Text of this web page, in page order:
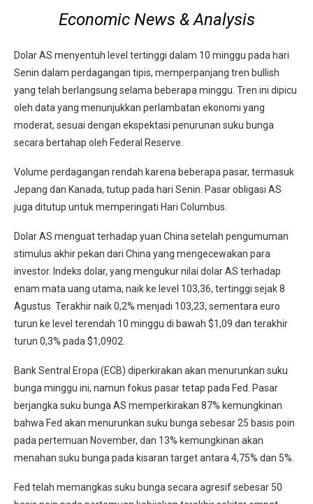
Economic News & Analysis
Dolar AS menyentuh level tertinggi dalam 10 minggu pada hari
Senin dalam perdagangan tipis, memperpanjang tren bullish
yang telah berlangsung selama beberapa minggu. Tren ini dipicu
oleh data yang menunjukkan perlambatan ekonomi yang
moderat, sesuai dengan ekspektasi penurunan suku bunga
secara bertahap oleh Federal Reserve.
Volume perdagangan rendah karena beberapa pasar, termasuk
Jepang dan Kanada, tutup pada hari Senin. Pasar obligasi AS
juga ditutup untuk memperingati Hari Columbus.
Dolar AS menguat terhadap yuan China setelah pengumuman
stimulus akhir pekan dari China yang mengecewakan para
investor. Indeks dolar, yang mengukur nilai dolar AS terhadap
enam mata uang utama, naik ke level 103,36, tertinggi sejak 8
Agustus. Terakhir naik 0,2% menjadi 103,23, sementara euro
turun ke level terendah 10 minggu di bawah $1,09 dan terakhir
turun 0,3% pada $1,0902.
Bank Sentral Eropa (ECB) diperkirakan akan menurunkan suku
bunga minggu ini, namun fokus pasar tetap pada Fed. Pasar
berjangka suku bunga AS memperkirakan 87% kemungkinan
bahwa Fed akan menurunkan suku bunga sebesar 25 basis poin
pada pertemuan November, dan 13% kemungkinan akan
menahan suku bunga pada kisaran target antara 4,75% dan 5%.
Fed telah memangkas suku bunga secara agresif sebesar 50